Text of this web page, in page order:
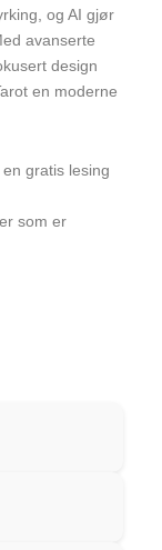
og AI gjør
avanserte
design
en moderne
gratis lesing
som er